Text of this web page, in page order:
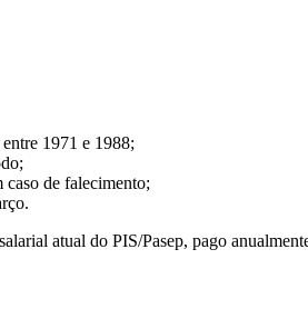
1971 e 1988;
caso de falecimento;
atual do PIS/Pasep, pago